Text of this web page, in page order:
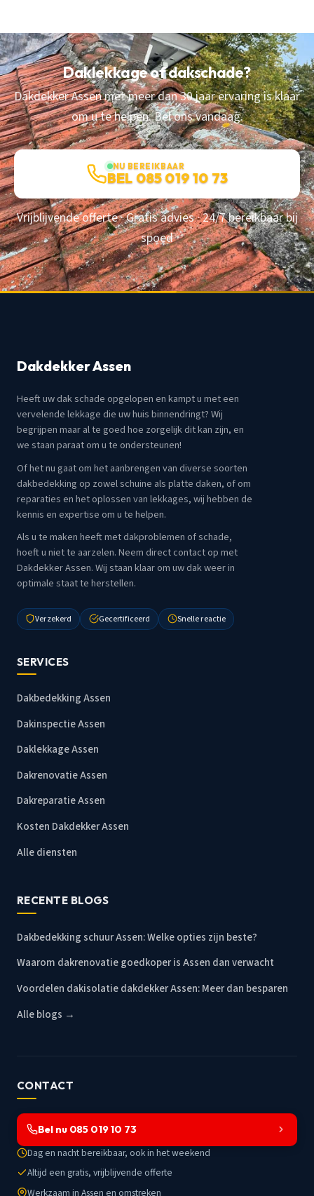
Daklekkage of dakschade?
Dakdekker Assen met meer dan 30 jaar ervaring is klaar
om u te helpen. Bel ons vandaag.
NU BEREIKBAAR
BEL 085 019 10 73
Vrijblijvende offerte · Gratis advies · 24/7 bereikbaar bij
spoed
Dakdekker Assen
Heeft uw dak schade opgelopen en kampt u met een
vervelende lekkage die uw huis binnendringt? Wij
begrijpen maar al te goed hoe zorgelijk dit kan zijn, en
we staan paraat om u te ondersteunen!
Of het nu gaat om het aanbrengen van diverse soorten
dakbedekking op zowel schuine als platte daken, of om
reparaties en het oplossen van lekkages, wij hebben de
kennis en expertise om u te helpen.
Als u te maken heeft met dakproblemen of schade,
hoeft u niet te aarzelen. Neem direct contact op met
Dakdekker Assen. Wij staan klaar om uw dak weer in
optimale staat te herstellen.
Verzekerd Gecertificeerd Snelle reactie
SERVICES
Dakbedekking Assen
Dakinspectie Assen
Daklekkage Assen
Dakrenovatie Assen
Dakreparatie Assen
Kosten Dakdekker Assen
Alle diensten
RECENTE BLOGS
Dakbedekking schuur Assen: Welke opties zijn beste?
Waarom dakrenovatie goedkoper is Assen dan verwacht
Voordelen dakisolatie dakdekker Assen: Meer dan besparen
Alle blogs →
CONTACT
Bel nu 085 019 10 73
Dag en nacht bereikbaar, ook in het weekend
Altijd een gratis, vrijblijvende offerte
Werkzaam in Assen en omstreken